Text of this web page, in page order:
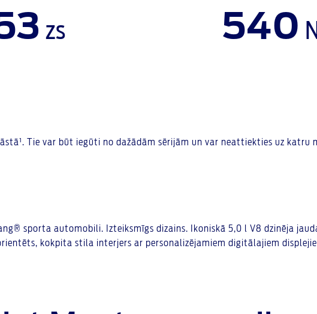
zs 540
Tie var būt iegūti no dažādām sērijām un var neattiekties uz katru
sporta automobili. Izteiksmīgs dizains. Ikoniskā 5,0 l V8 dzinēja
kokpita stila interjers ar personalizējamiem digitālajiem